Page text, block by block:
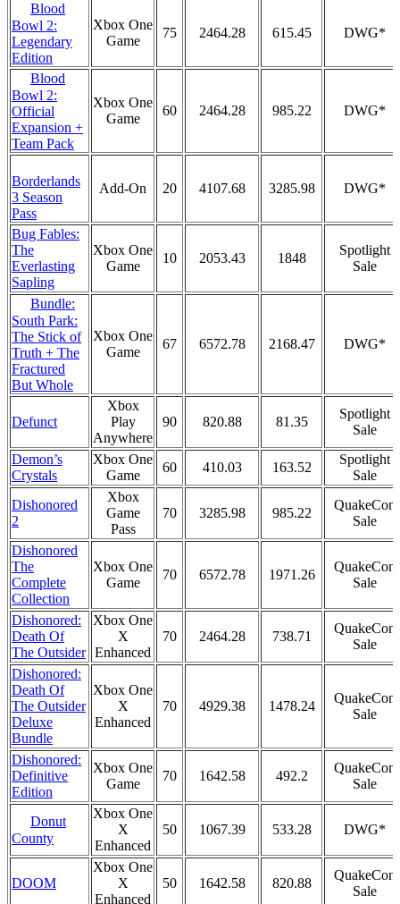
Blood
Bowl 2:
Legendary
Edition
Xbox One
Game
75 2464.28 615.45 DWG*
Blood
Bowl 2:
Official
Expansion +
Team Pack
Xbox One
Game
60 2464.28 985.22 DWG*
Borderlands
3 Season
Pass
Add-On 20 4107.68 3285.98 DWG*
Bug Fables:
The
Everlasting
Sapling
Xbox One
Game
10 2053.43 1848
Spotlight
Sale
Bundle:
South Park:
The Stick of
Truth + The
Fractured
But Whole
Xbox One
Game
67 6572.78 2168.47 DWG*
Defunct
Xbox
Play
Anywhere
90 820.88 81.35
Spotlight
Sale
Demon’s
Crystals
Xbox One
Game
60 410.03 163.52
Spotlight
Sale
Dishonored
2
Xbox
Game
Pass
70 3285.98 985.22
QuakeCon
Sale
Dishonored
The
Complete
Collection
Xbox One
Game
70 6572.78 1971.26
QuakeCon
Sale
Dishonored:
Death Of
The Outsider
Xbox One
X
Enhanced
70 2464.28 738.71
QuakeCon
Sale
Dishonored:
Death Of
The Outsider
Deluxe
Bundle
Xbox One
X
Enhanced
70 4929.38 1478.24
QuakeCon
Sale
Dishonored:
Definitive
Edition
Xbox One
Game
70 1642.58 492.2
QuakeCon
Sale
Donut
County
Xbox One
X
Enhanced
50 1067.39 533.28 DWG*
DOOM
Xbox One
X
Enhanced
50 1642.58 820.88
QuakeCon
Sale